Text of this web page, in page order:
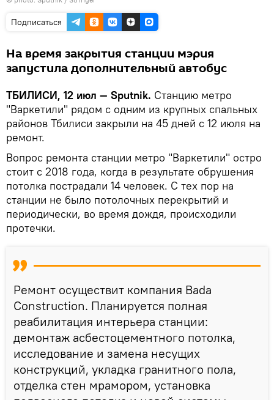
Подписаться
На время закрытия станции мэрия
запустила дополнительный автобус
ТБИЛИСИ, 12 июл — Sputnik. Станцию метро
"Варкетили" рядом с одним из крупных спальных
районов Тбилиси закрыли на 45 дней с 12 июля на
ремонт.
Вопрос ремонта станции метро "Варкетили" остро
стоит с 2018 года, когда в результате обрушения
потолка пострадали 14 человек. С тех пор на
станции не было потолочных перекрытий и
периодически, во время дождя, происходили
протечки.
Ремонт осуществит компания Bada
Construction. Планируется полная
реабилитация интерьера станции:
демонтаж асбестоцементного потолка,
исследование и замена несущих
конструкций, укладка гранитного пола,
отделка стен мрамором, установка